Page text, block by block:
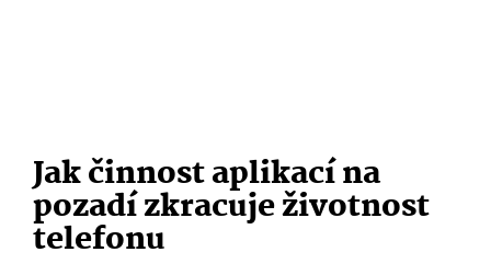
Jak činnost aplikací na
pozadí zkracuje životnost
telefonu